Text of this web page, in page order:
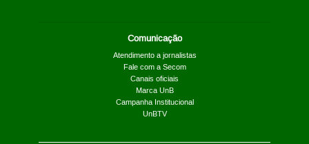
Comunicação
Atendimento a jornalistas
Fale com a Secom
Canais oficiais
Marca UnB
Campanha Institucional
UnBTV